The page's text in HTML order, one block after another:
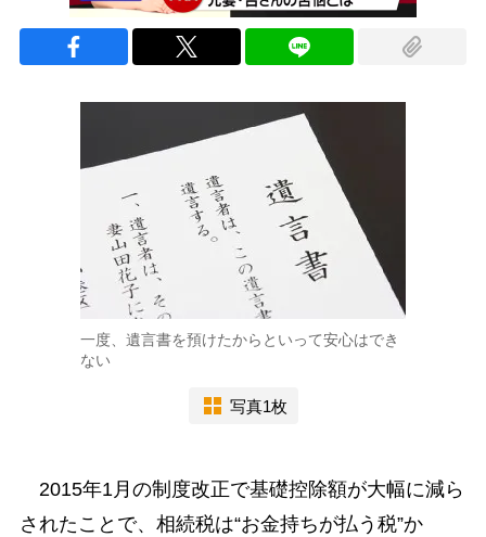
一度、遺言書を預けたからといって安心はでき
ない
写真1枚
2015年1月の制度改正で基礎控除額が大幅に減ら
されたことで、相続税は“お金持ちが払う税”か